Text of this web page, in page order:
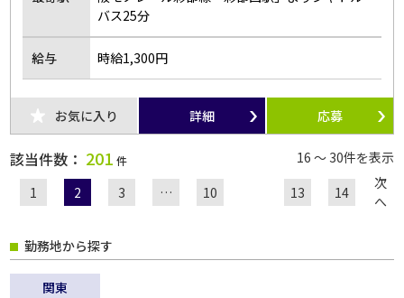
バス25分
給与 時給1,300円
お気に入り 詳細 応募
該当件数： 201 件
16 ～ 30件を表示
1
2 3 … 10 13 14
次
へ
勤務地から探す
関東